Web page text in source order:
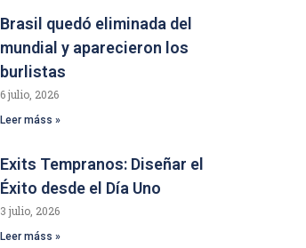
Brasil quedó eliminada del
mundial y aparecieron los
burlistas
6 julio, 2026
Leer máss »
Exits Tempranos: Diseñar el
Éxito desde el Día Uno
3 julio, 2026
Leer máss »